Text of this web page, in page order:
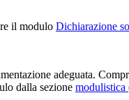
il modulo Dichiarazione
adeguata.
dalla sezione modulistica